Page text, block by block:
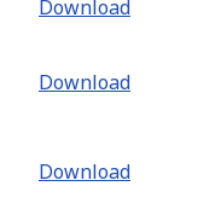
Download
Download
Download